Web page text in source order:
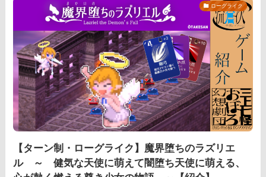
ローグライク
【ターン制・ローグライク】魔界堕ちのラズリエ
ル ～ 健気な天使に萌えて闇堕ち天使に萌える、